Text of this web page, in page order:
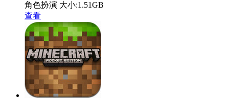
角色扮演 大小:1.51GB
查看